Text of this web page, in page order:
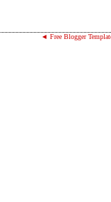
◄ Free Blogger